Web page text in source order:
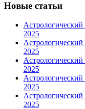
Новые статьи
2025
2025
2025
2025
2025